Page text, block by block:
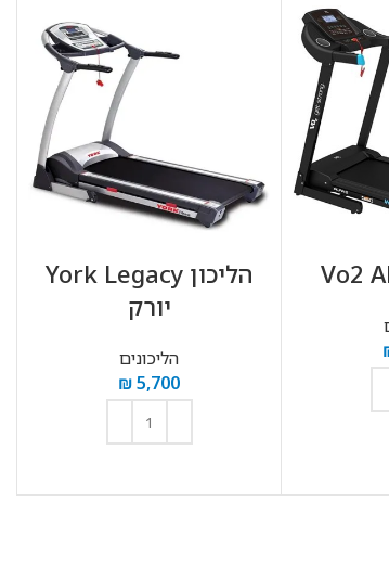
הליכון York Legacy
יורק
הליכונים
₪5,700